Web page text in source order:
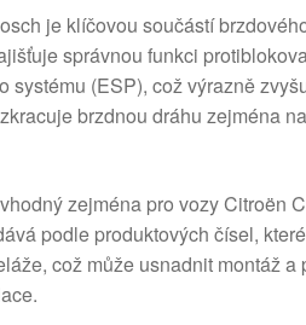
je klíčovou součástí
správnou funkci
systému (ESP), což výrazně
brzdnou dráhu zejména
zejména pro vozy Citroën
podle produktových čísel,
což může usnadnit montáž a